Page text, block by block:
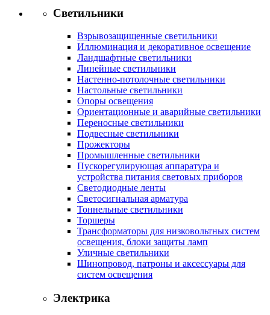
Светильники
Взрывозащищенные светильники
Иллюминация и декоративное освещение
Ландшафтные светильники
Линейные светильники
Настенно-потолочные светильники
Настольные светильники
Опоры освещения
Ориентационные и аварийные светильники
Переносные светильники
Подвесные светильники
Прожекторы
Промышленные светильники
Пускорегулирующая аппаратура и
устройства питания световых приборов
Светодиодные ленты
Светосигнальная арматура
Тоннельные светильники
Торшеры
Трансформаторы для низковольтных систем
освещения, блоки защиты ламп
Уличные светильники
Шинопровод, патроны и аксессуары для
систем освещения
Электрика